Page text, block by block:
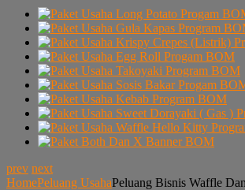
prev next
HomePeluang UsahaPeluang Bisnis Waffle